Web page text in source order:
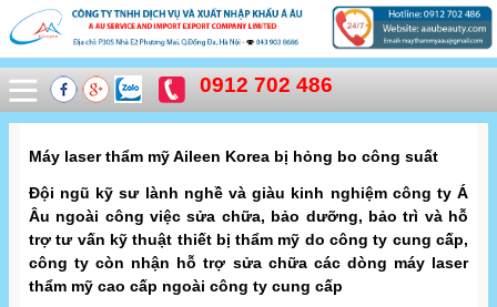
0912 702 486
Máy laser thẩm mỹ Aileen Korea bị hỏng bo công suất
Đội ngũ kỹ sư lành nghề và giàu kinh nghiệm công ty Á
Âu ngoài công việc sửa chữa, bảo dưỡng, bảo trì và hỗ
trợ tư vấn kỹ thuật thiết bị thẩm mỹ do công ty cung cấp,
công ty còn nhận hỗ trợ sửa chữa các dòng máy laser
thẩm mỹ cao cấp ngoài công ty cung cấp